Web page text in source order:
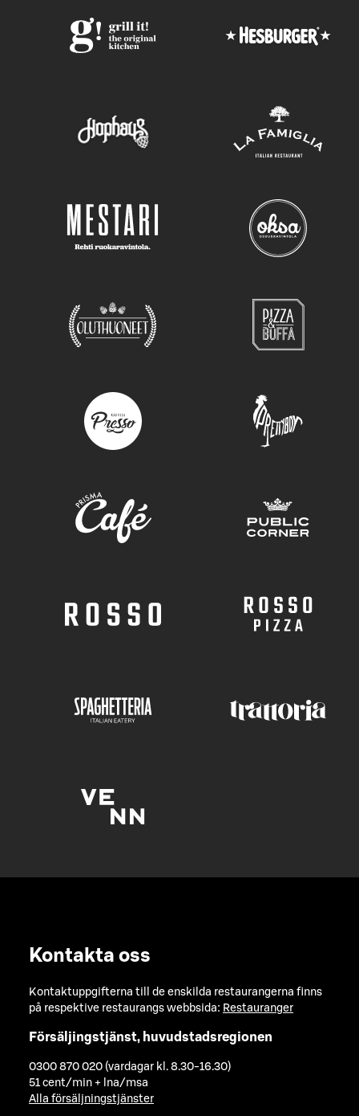
Kontakta oss
Kontaktuppgifterna till de enskilda restaurangerna finns
på respektive restaurangs webbsida: Restauranger
Försäljingstjänst, huvudstadsregionen
0300 870 020 (vardagar kl. 8.30-16.30)
51 cent/min + lna/msa
Alla försäljningstjänster